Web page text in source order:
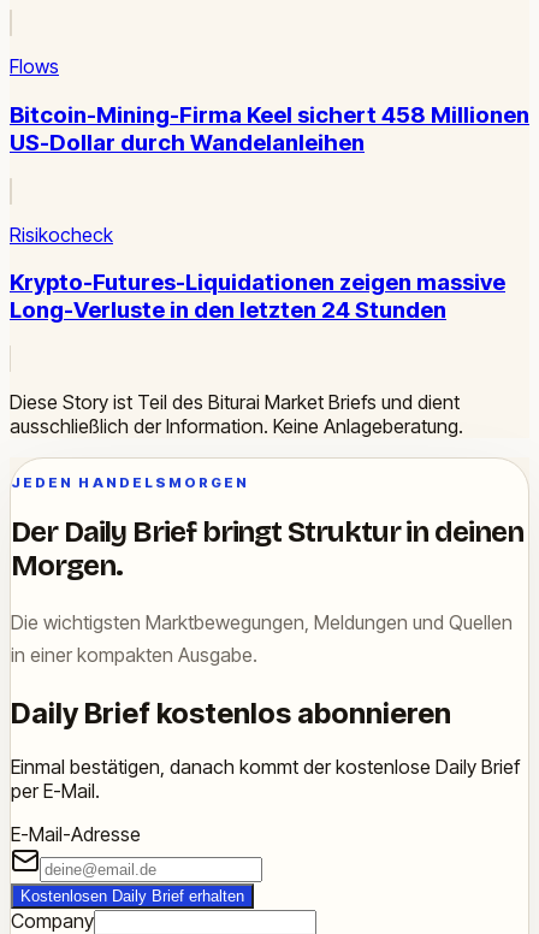
Flows
Bitcoin-Mining-Firma Keel sichert 458 Millionen
US-Dollar durch Wandelanleihen
Risikocheck
Krypto-Futures-Liquidationen zeigen massive
Long-Verluste in den letzten 24 Stunden
Diese Story ist Teil des Biturai Market Briefs und dient
ausschließlich der Information. Keine Anlageberatung.
JEDEN HANDELSMORGEN
Der Daily Brief bringt Struktur in deinen
Morgen.
Die wichtigsten Marktbewegungen, Meldungen und Quellen
in einer kompakten Ausgabe.
Daily Brief kostenlos abonnieren
Einmal bestätigen, danach kommt der kostenlose Daily Brief
per E-Mail.
E-Mail-Adresse
Kostenlosen Daily Brief erhalten
Company